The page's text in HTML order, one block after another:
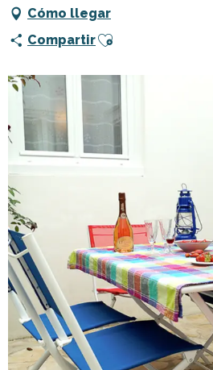
Cómo llegar
CompartirAjouter aux favoris